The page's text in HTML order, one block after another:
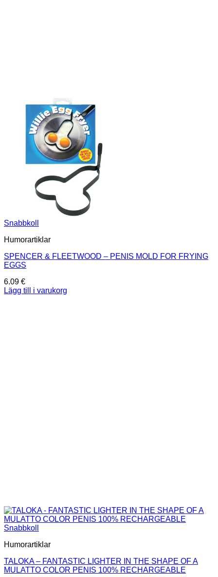
Snabbkoll
Humorartiklar
SPENCER & FLEETWOOD – PENIS MOLD FOR FRYING
EGGS
6.09 €
Lägg till i varukorg
Snabbkoll
Humorartiklar
TALOKA – FANTASTIC LIGHTER IN THE SHAPE OF A
MULATTO COLOR PENIS 100% RECHARGEABLE